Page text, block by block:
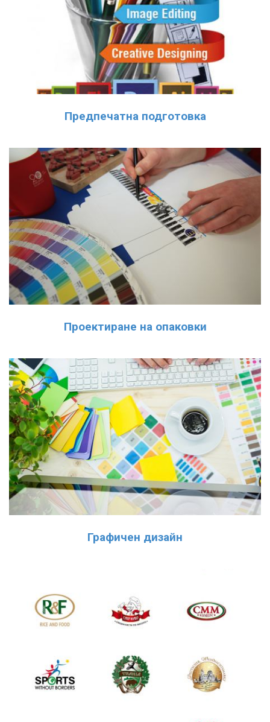
Предпечатна подготовка
Проектиране на опаковки
Графичен дизайн